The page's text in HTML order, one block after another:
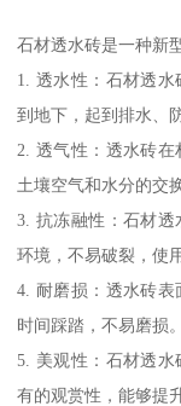
石材透水砖是一种新
1. 透水性：石材透
到地下，起到排水、
2. 透气性：透水砖
土壤空气和水分的交
3. 抗冻融性：石材
环境，不易破裂，使
4. 耐磨损：透水砖
时间踩踏，不易磨损。
5. 美观性：石材透
有的观赏性，能够提